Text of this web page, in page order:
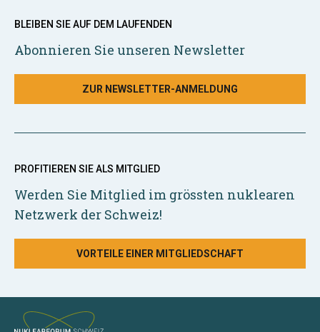
BLEIBEN SIE AUF DEM LAUFENDEN
Abonnieren Sie unseren Newsletter
ZUR NEWSLETTER-ANMELDUNG
PROFITIEREN SIE ALS MITGLIED
Werden Sie Mitglied im grössten nuklearen
Netzwerk der Schweiz!
VORTEILE EINER MITGLIEDSCHAFT